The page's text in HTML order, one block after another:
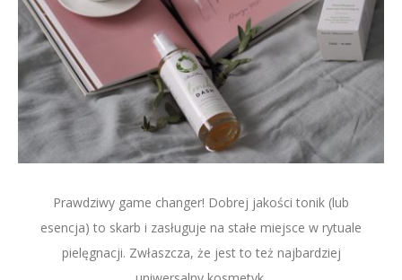
Prawdziwy game changer! Dobrej jakości tonik (lub
esencja) to skarb i zasługuje na stałe miejsce w rytuale
pielęgnacji. Zwłaszcza, że jest to też najbardziej